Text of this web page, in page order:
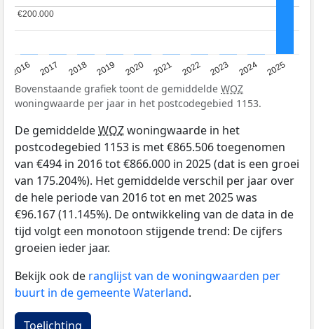
2016 2017 2018 2019 2020 2021 2022 2023 2024 2025
€200.000
€200.000
Bovenstaande grafiek toont de gemiddelde WOZ
woningwaarde per jaar in het postcodegebied 1153.
De gemiddeldeWOZwoningwaarde in het
postcodegebied 1153 is met €865.506 toegenomen
van €494 in 2016 tot €866.000 in 2025 (dat is een groei
van 175.204%). Het gemiddelde verschil per jaar over
de hele periode van 2016 tot en met 2025 was
€96.167 (11.145%). De ontwikkeling van de data in de
tijd volgt een monotoon stijgende trend: De cijfers
groeien ieder jaar.
Bekijk ook de ranglijst van de woningwaarden per
buurt in de gemeente Waterland.
Toelichting